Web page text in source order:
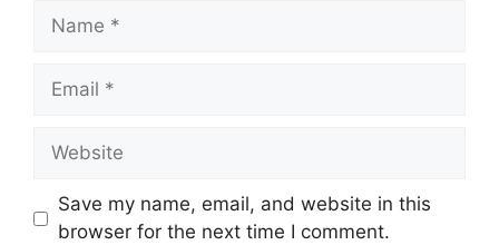
Name
Email
Website
Save my name, email, and website in this
browser for the next time I comment.